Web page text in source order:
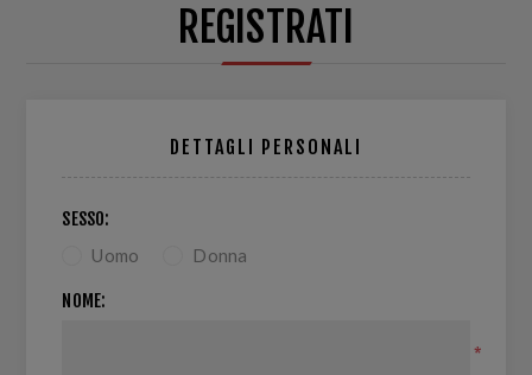
REGISTRATI
DETTAGLI PERSONALI
SESSO:
Uomo Donna
NOME:
*